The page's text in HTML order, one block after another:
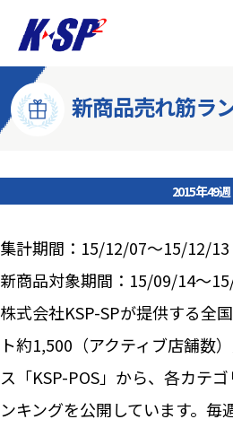
新商品売れ筋ラ
2015年49週
集計期間：15/12/07～15/12/13
新商品対象期間：15/09/14～
株式会社KSP-SPが提供する全
ト約1,500（アクティブ店舗数
ス「KSP-POS」から、各カテ
ンキングを公開しています。毎